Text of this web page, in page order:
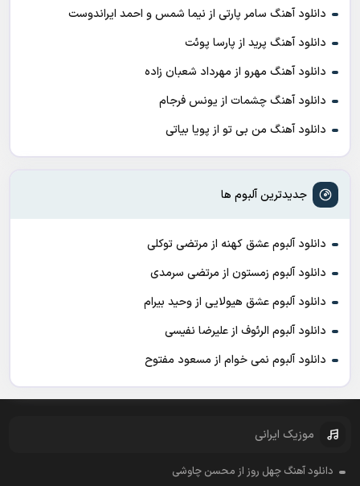
دانلود آهنگ سامر پارتی از نیما شمس و احمد ایراندوست
دانلود آهنگ پرید از پارسا پوئت
دانلود آهنگ مهرو از مهرداد شعبان زاده
دانلود آهنگ چشمات از یونس فرجام
دانلود آهنگ من بی تو از پویا بیاتی
جدیدترین آلبوم ها
دانلود آلبوم عشق کهنه از مرتضی توکلی
دانلود آلبوم زمستون از مرتضی سرمدی
دانلود آلبوم عشق هیولایی از وحید بیرام
دانلود آلبوم الرئوف از علیرضا نفیسی
دانلود آلبوم نمی خوام از مسعود مفتوح
موزیک ایرانی
دانلود آهنگ چهل روز از محسن چاوشی